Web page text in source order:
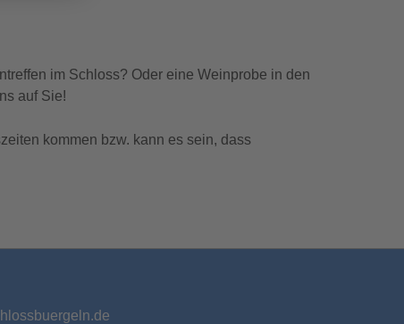
im Schloss? Oder eine Weinprobe in den
auf Sie!
kommen bzw. kann es sein, dass